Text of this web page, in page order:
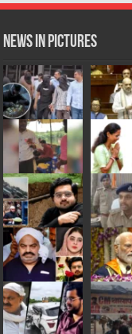
News in Pictures